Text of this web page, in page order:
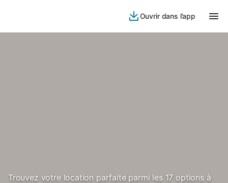
Ouvrir dans l’app
Trouvez votre location parfaite parmi les 17 options à